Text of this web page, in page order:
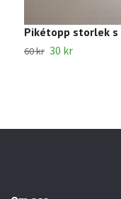
Pikétopp storlek s
60 kr 30 kr